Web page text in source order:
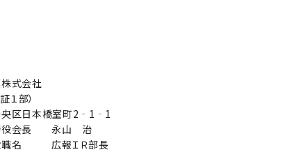
式会社
１部）
央区日本橋室町2‐1‐1
会長
永山 治
名
広報ＩＲ部長